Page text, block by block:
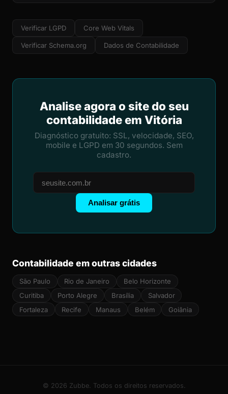
Verificar LGPD Core Web Vitals
Verificar Schema.org Dados de Contabilidade
Analise agora o site do seu
contabilidade em Vitória
Diagnóstico gratuito: SSL, velocidade, SEO,
mobile e LGPD em 30 segundos. Sem
cadastro.
Analisar grátis
Contabilidade em outras cidades
São Paulo Rio de Janeiro
Belo Horizonte
Curitiba
Porto Alegre Brasília
Salvador
Fortaleza
Recife Manaus Belém Goiânia
© 2026 Zubbe. Todos os direitos reservados.